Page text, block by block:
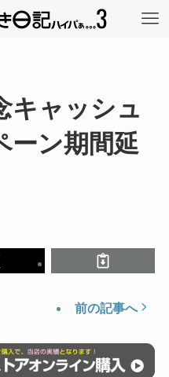
キャッシュ
ーン期間延
前の記事へ